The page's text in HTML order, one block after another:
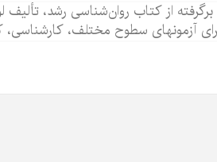
از كتاب روانشناسی رشد، تألیف
آزمونهای سطوح مختلف، كارشناسی،